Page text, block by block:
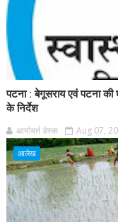
पटना : बेगूसराय एवं पटना की
के निर्देश
आर्यावर्त डेस्क Aug 07,
आलेख